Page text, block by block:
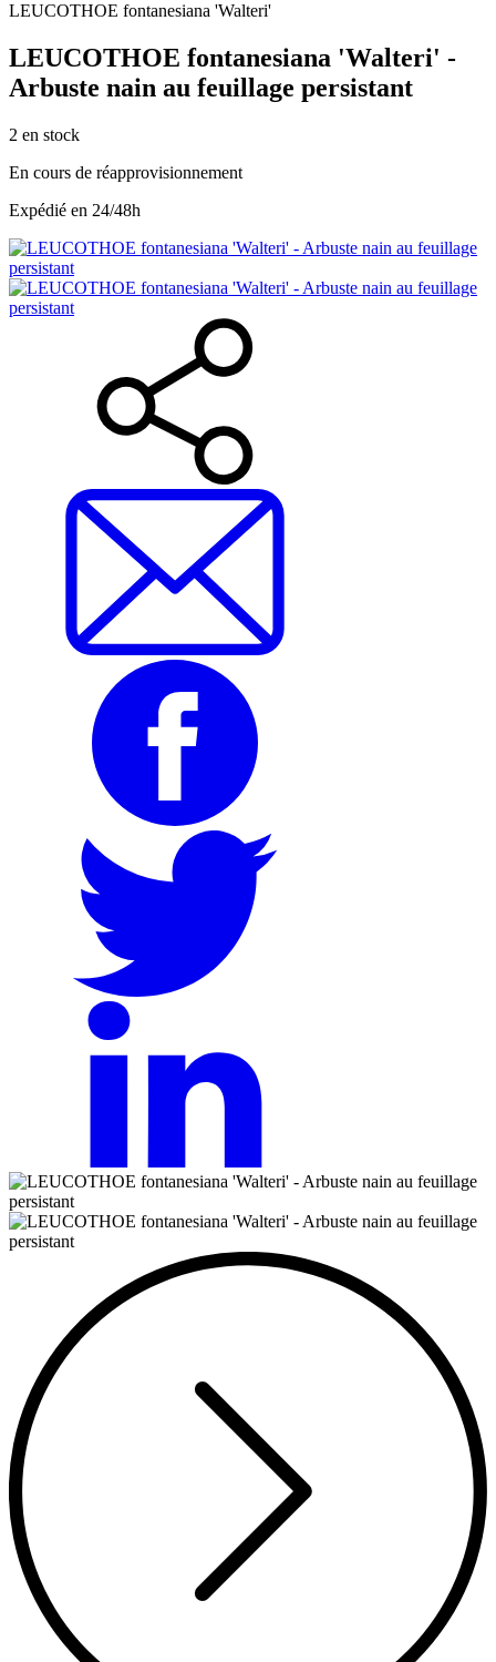
LEUCOTHOE fontanesiana 'Walteri'
LEUCOTHOE fontanesiana 'Walteri' -
Arbuste nain au feuillage persistant
2 en stock
En cours de réapprovisionnement
Expédié en 24/48h